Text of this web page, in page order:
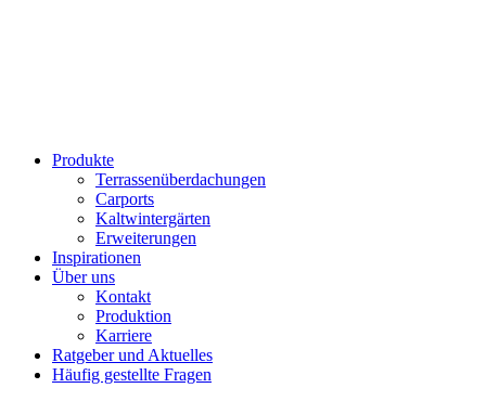
Produkte
Terrassenüberdachungen
Carports
Kaltwintergärten
Erweiterungen
Inspirationen
Über uns
Kontakt
Produktion
Karriere
Ratgeber und Aktuelles
Häufig gestellte Fragen